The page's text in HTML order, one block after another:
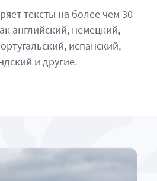
тексты на более чем 30
английский, немецкий,
испанский,
и другие.